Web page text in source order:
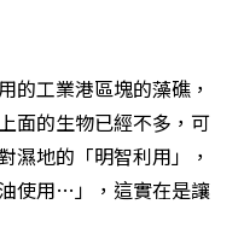
的工業港區塊的藻礁，
面的生物已經不多，可
濕地的「明智利用」，
使用…」，這實在是讓